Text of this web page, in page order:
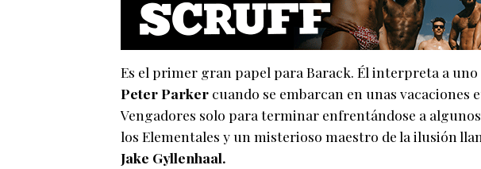
Es el primer gran papel para Barack. Él interpreta a uno
Peter Parker cuando se embarcan en unas vacaciones
Vengadores solo para terminar enfrentándose a
los Elementales y un misterioso maestro de la ilusión
Jake Gyllenhaal.